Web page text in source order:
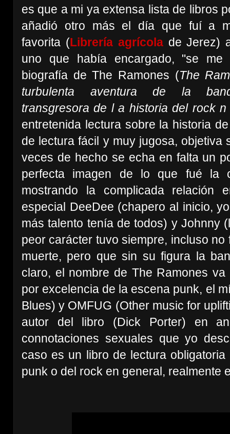
es que a mi ya extensa lista de libros
añadió otro más el día que fuí a
favorita (Librería agrícolade Jerez)
uno que había encargado, "se me
biografía de The Ramones (The
turbulenta aventura de la
transgresora de l a historia del rock n
entretenida lectura sobre la historia
de lectura fácil y muy jugosa,
veces de hecho se echa en falta un
perfecta imagen de lo que fué la
mostrando la complicada relación
especial DeeDee (chapero al inicio,
más talento tenía de todos) y Johnny
peor carácter tuvo siempre, incluso
muerte, pero que sin su figura la
claro, el nombre de The Ramones
por excelencia de la escena punk, el
Blues) y OMFUG (Other music for
autor del libro (Dick Porter) en
connotaciones sexuales que yo
caso es un libro de lectura
punk o del rock en general, realmente